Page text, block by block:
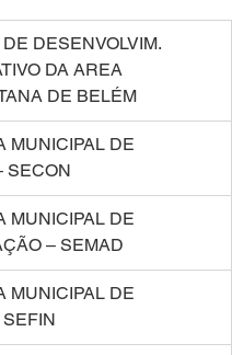
DESENVOLVIM.
DA AREA
DE BELÉM
MUNICIPAL DE
SECON
MUNICIPAL DE
– SEMAD
MUNICIPAL DE